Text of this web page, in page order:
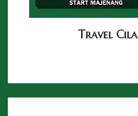
Travel